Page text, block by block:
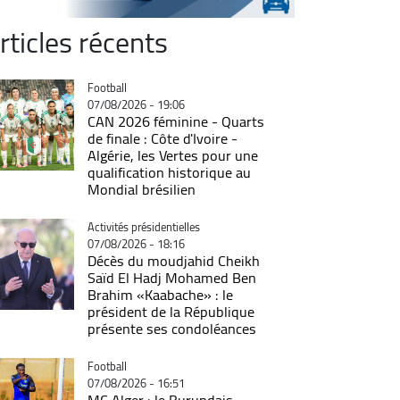
récents
Catégorie
Football
07/08/2026 - 19:06
CAN 2026 féminine - Quarts
de finale : Côte d'Ivoire -
Algérie, les Vertes pour une
qualification historique au
Mondial brésilien
Catégorie
Activités présidentielles
07/08/2026 - 18:16
Décès du moudjahid Cheikh
Saïd El Hadj Mohamed Ben
Brahim «Kaabache» : le
président de la République
présente ses condoléances
Catégorie
Football
07/08/2026 - 16:51